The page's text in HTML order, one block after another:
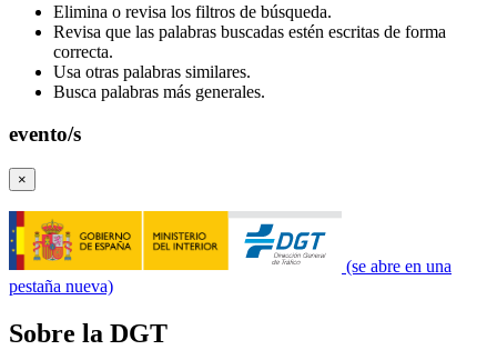
Elimina o revisa los filtros de búsqueda.
Revisa que las palabras buscadas estén escritas de forma
correcta.
Usa otras palabras similares.
Busca palabras más generales.
evento/s
×
(se abre en una
pestaña nueva)
Sobre la DGT